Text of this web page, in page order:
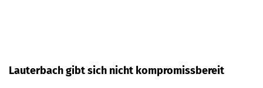
Lauterbach gibt sich nicht kompromissbereit